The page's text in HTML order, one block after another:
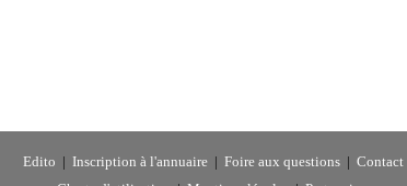
Edito | Inscription à l'annuaire | Foire aux questions | Contact